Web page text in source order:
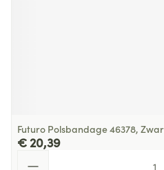
Futuro Polsbandage 46378,
€ 20,39